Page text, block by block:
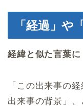
「経過」や
経緯と似た言葉に
「この出来事の
出来事の背景」